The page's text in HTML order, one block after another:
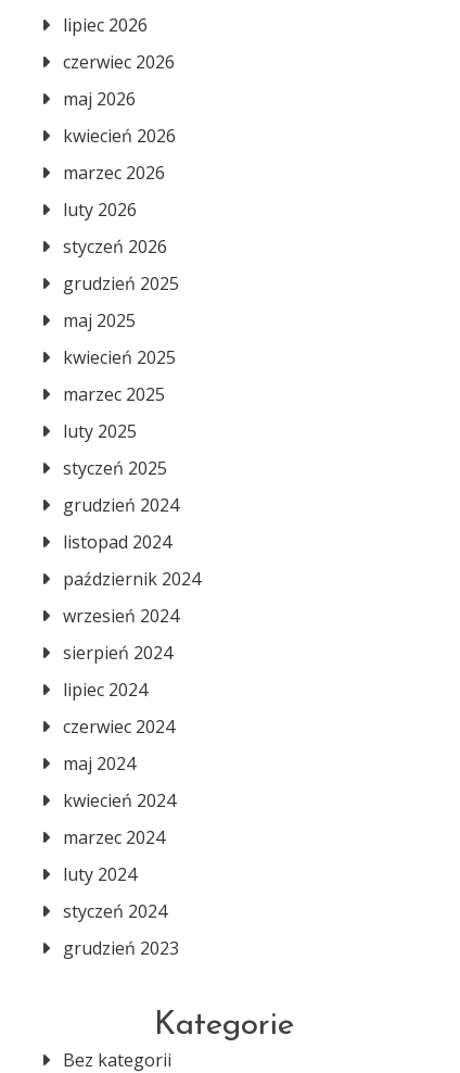
lipiec 2026
czerwiec 2026
maj 2026
kwiecień 2026
marzec 2026
luty 2026
styczeń 2026
grudzień 2025
maj 2025
kwiecień 2025
marzec 2025
luty 2025
styczeń 2025
grudzień 2024
listopad 2024
październik 2024
wrzesień 2024
sierpień 2024
lipiec 2024
czerwiec 2024
maj 2024
kwiecień 2024
marzec 2024
luty 2024
styczeń 2024
grudzień 2023
Kategorie
Bez kategorii